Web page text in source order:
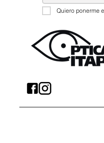
Quiero ponerme